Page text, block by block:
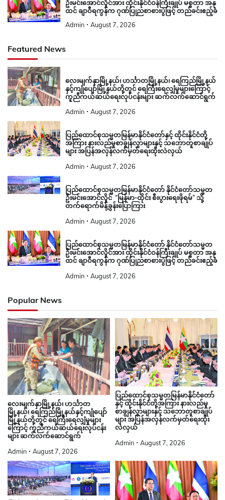
ဦးမင်းအောင်လှိုင်အား ထိုင်းနိုင်ငံဝန်ကြီးချုပ် မစ္စတာ အနု
ထင် ချာဝီရကွန်က ဂုဏ်ပြုညစာစားပွဲဖြင့် တည်ခင်းဧည့်ခံ
Admin August 7, 2026
Featured News
လေးမျက်နှာမြို့နယ်၊ ဟင်္သာတမြို့နယ်၊ ရေကြည်မြို့နယ်
နှင့်ကျုံပျော်မြို့နယ်တို့တွင် ရေကြီးရေလျှံမှုများကြောင့်
ကူညီကယ်ဆယ်ရေးလုပ်ငန်းများ ဆက်လက်ဆောင်ရွက်
Admin August 7, 2026
ပြည်ထောင်စုသမ္မတမြန်မာနိုင်ငံတော်နှင့် ထိုင်းနိုင်ငံတို့
အကြား နားလည်မှုစာချွန်လွှာများနှင့် သဘောတူစာချုပ်
များ အပြန်အလှန်လက်မှတ်ရေးထိုးလဲလှယ်
Admin August 7, 2026
ပြည်ထောင်စုသမ္မတမြန်မာနိုင်ငံတော် နိုင်ငံတော်သမ္မတ
ဦးမင်းအောင်လှိုင် “မြန်မာ-ထိုင်း စီးပွားရေးဖိုရမ်” သို့
တက်ရောက်မိန့်ခွန်းပြောကြား
Admin August 7, 2026
ပြည်ထောင်စုသမ္မတမြန်မာနိုင်ငံတော် နိုင်ငံတော်သမ္မတ
ဦးမင်းအောင်လှိုင်အား ထိုင်းနိုင်ငံဝန်ကြီးချုပ် မစ္စတာ အနု
ထင် ချာဝီရကွန်က ဂုဏ်ပြုညစာစားပွဲဖြင့် တည်ခင်းဧည့်ခံ
Admin August 7, 2026
Popular News
လေးမျက်နှာမြို့နယ်၊ ဟင်္သာတ
မြို့နယ်၊ ရေကြည်မြို့နယ်နှင့်ကျုံပျော်
မြို့နယ်တို့တွင် ရေကြီးရေလျှံမှုများ
ကြောင့် ကူညီကယ်ဆယ်ရေးလုပ်ငန်း
များ ဆက်လက်ဆောင်ရွက်
Admin August 7, 2026
ပြည်ထောင်စုသမ္မတမြန်မာနိုင်ငံတော်
နှင့် ထိုင်းနိုင်ငံတို့အကြား နားလည်မှု
စာချွန်လွှာများနှင့် သဘောတူစာချုပ်
များ အပြန်အလှန်လက်မှတ်ရေးထိုး
လဲလှယ်
Admin August 7, 2026